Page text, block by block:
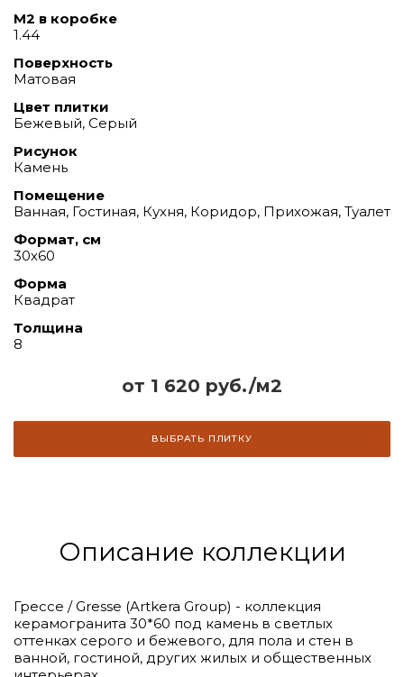
от 1 620 руб./м2
ВЫБРАТЬ ПЛИТКУ
М2 в коробке
1.44
Поверхность
Матовая
Цвет плитки
Бежевый, Серый
Рисунок
Камень
Помещение
Ванная, Гостиная, Кухня, Коридор, Прихожая, Туалет
Формат, см
30х60
Форма
Квадрат
Толщина
8
Описание коллекции
Грессе / Gresse (Artkera Group) - коллекция
керамогранита 30*60 под камень в светлых
оттенках серого и бежевого, для пола и стен в
ванной, гостиной, других жилых и общественных